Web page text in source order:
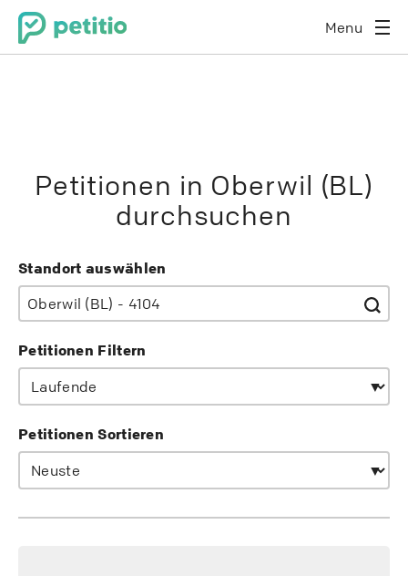
Menu
Petitionen in Oberwil (BL)
durchsuchen
Standort auswählen
Petitionen Filtern
Petitionen Sortieren